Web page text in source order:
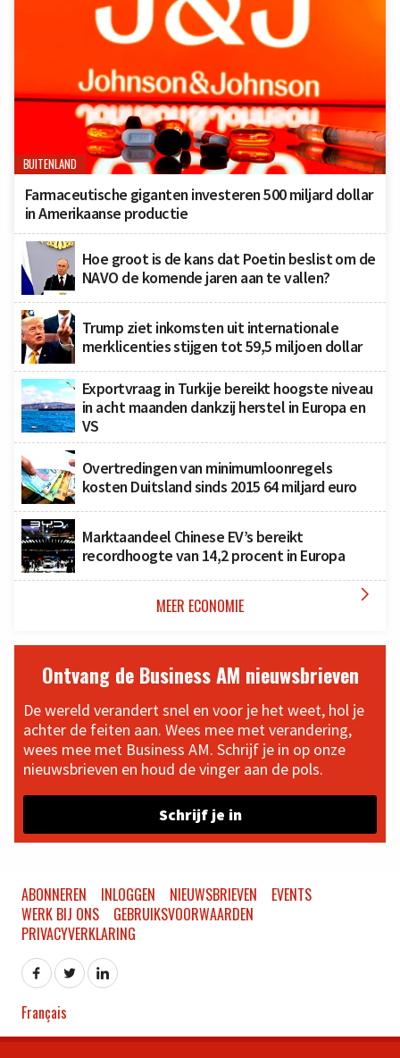
BUITENLAND
Farmaceutische giganten investeren 500 miljard dollar
in Amerikaanse productie
Hoe groot is de kans dat Poetin beslist om de
NAVO de komende jaren aan te vallen?
Trump ziet inkomsten uit internationale
merklicenties stijgen tot 59,5 miljoen dollar
Exportvraag in Turkije bereikt hoogste niveau
in acht maanden dankzij herstel in Europa en
VS
Overtredingen van minimumloonregels
kosten Duitsland sinds 2015 64 miljard euro
Marktaandeel Chinese EV’s bereikt
recordhoogte van 14,2 procent in Europa
MEER ECONOMIE 
Ontvang de Business AM nieuwsbrieven
De wereld verandert snel en voor je het weet, hol je
achter de feiten aan. Wees mee met verandering,
wees mee met Business AM. Schrijf je in op onze
nieuwsbrieven en houd de vinger aan de pols.
Schrijf je in
ABONNEREN INLOGGEN NIEUWSBRIEVEN
EVENTS
WERK BIJ ONS
GEBRUIKSVOORWAARDEN
PRIVACYVERKLARING
Français